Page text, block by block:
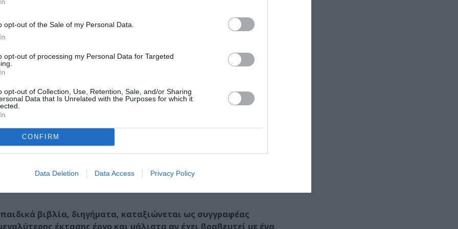
opt-out of the Sale of my Personal Data.
opt-out of processing my Personal Data for Targeted
opt-out of Collection, Use, Retention, Sale, and/or Sharing
Data that Is Unrelated with the Purposes for which it
CONFIRM
Data Deletion Data Access Privacy Policy
μεταξύ τους σε ένα πρώτο επίπεδο, η δουλεμένη γλώσσα, ο
του βιβλίου που αφορά την κρίση αξιών στη σύγχρονη Ελλάδα,
του ανθρώπου είναι μερικά από τα προβλήματα με τα οποία
σφυγμό της εποχής.
τη διάκριση και τις πόρτες που σας άνοιξε, συνέβαλε
στα ενδότερα του εαυτού του. Το «Μάρτυς μου ο Θεός», από όλα τα
Αυτομάτως σημαίνει πως ήταν αρκετά τα βήματα προς τα μέσα.
χρονών και τελείωσα το βιβλίο σαράντα χρονών– αγάπησα
έγινα πιο ανεκτικός απέναντι στα πράγματα, με περισσότερη
ένα ταξίδι αυτογνωσίας.
βιβλία, διηγήματα, καταξιώνεται ως συγγραφέας
έκτασης έργο και μάλιστα αν έχει βραβευτεί με ένα